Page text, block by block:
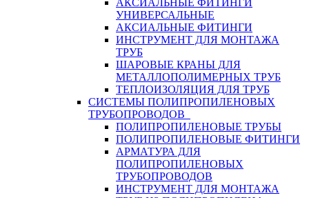
АКСИАЛЬНЫЕ ФИТИНГИ
УНИВЕРСАЛЬНЫЕ
АКСИАЛЬНЫЕ ФИТИНГИ
ИНСТРУМЕНТ ДЛЯ МОНТАЖА
ТРУБ
ШАРОВЫЕ КРАНЫ ДЛЯ
МЕТАЛЛОПОЛИМЕРНЫХ ТРУБ
ТЕПЛОИЗОЛЯЦИЯ ДЛЯ ТРУБ
СИСТЕМЫ ПОЛИПРОПИЛЕНОВЫХ
ТРУБОПРОВОДОВ
ПОЛИПРОПИЛЕНОВЫЕ ТРУБЫ
ПОЛИПРОПИЛЕНОВЫЕ ФИТИНГИ
АРМАТУРА ДЛЯ
ПОЛИПРОПИЛЕНОВЫХ
ТРУБОПРОВОДОВ
ИНСТРУМЕНТ ДЛЯ МОНТАЖА